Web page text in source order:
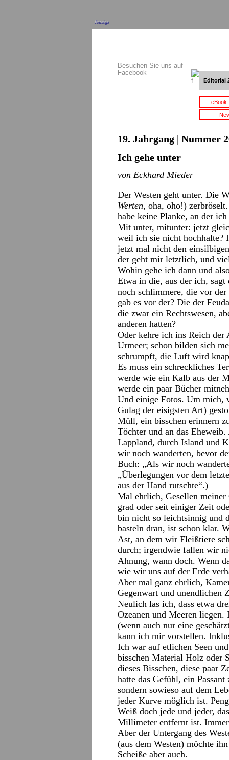
Anzeige
Besuchen Sie uns auf
Facebook
Editorial
19. Jahrgang | Nummer
Ich gehe unter
von Eckhard Mieder
Der Westen geht unter. Die
Werten, oha, oho!)
habe keine Planke, an der
Mit unter, mitunter: jetzt
weil ich sie nicht hochhalte?
jetzt mal nicht den
der geht mir letztlich, und
Wohin gehe ich dann und
Etwa in die, aus der ich, sagt
noch schlimmere, die vor
gab es vor der? Die der
die zwar ein Rechtswesen,
anderen hatten?
Oder kehre ich ins Reich
Urmeer; schon bilden sich
schrumpft, die Luft wird
Es muss ein schreckliches
werde wie ein Kalb aus der
werde ein paar Bücher
Und einige Fotos. Um mich,
Gulag der eisigsten Art)
Müll, ein bisschen erinnern
Töchter und an das
Lappland, durch Island und
wir noch wanderten, bevor
Buch: „Als wir noch
„Überlegungen vor dem
aus der Hand rutschte“.)
Mal ehrlich, Gesellen meiner
grad oder seit einiger Zeit
bin nicht so leichtsinnig und
basteln dran, ist schon klar.
Ast, an dem wir Fleißtiere
durch; irgendwie fallen wir
Ahnung, wann doch. Wenn
wie wir uns auf der Erde
Aber mal ganz ehrlich,
Gegenwart und unendlichen
Neulich las ich, dass etwa
Ozeanen und Meeren
(wenn auch nur eine
kann ich mir vorstellen.
Ich war auf etlichen Seen
bisschen Material Holz oder
dieses Bisschen, diese paar
hatte das Gefühl, ein
sondern sowieso auf dem
jeder Kurve möglich ist.
Weiß doch jede und jeder,
Millimeter entfernt ist.
Aber der Untergang des
(aus dem Westen) möchte
Scheiße aber auch.